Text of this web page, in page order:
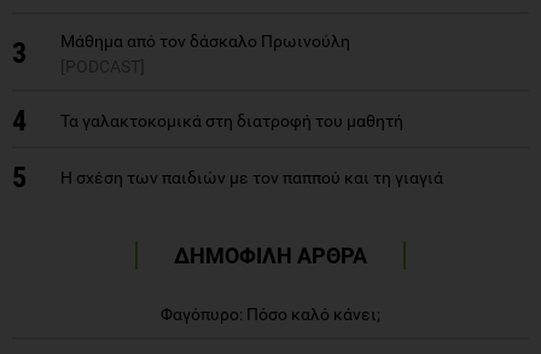
3
Μάθημα από τον δάσκαλο Πρωινούλη
[PODCAST]
4 Τα γαλακτοκομικά στη διατροφή του μαθητή
5 Η σχέση των παιδιών με τον παππού και τη γιαγιά
ΔΗΜΟΦΙΛΗ ΑΡΘΡΑ
Φαγόπυρο: Πόσο καλό κάνει;